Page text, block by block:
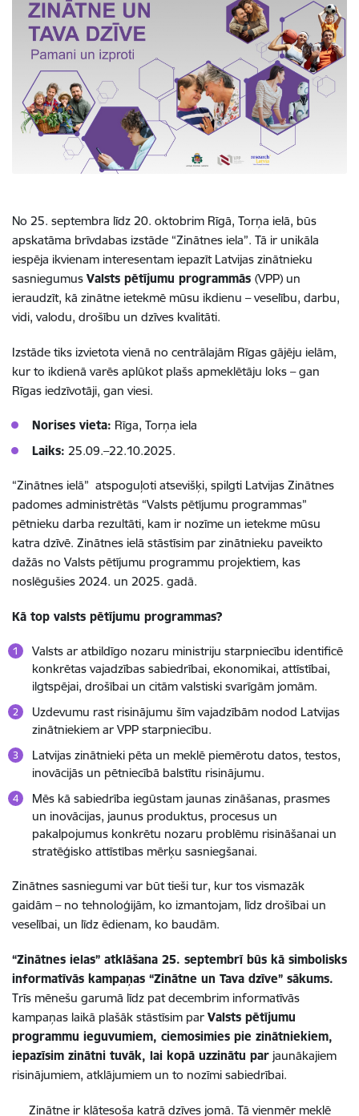
No 25. septembra līdz 20. oktobrim Rīgā, Torņa ielā, būs
apskatāma brīvdabas izstāde “Zinātnes iela”. Tā ir unikāla
iespēja ikvienam interesentam iepazīt Latvijas zinātnieku
sasniegumus Valsts pētījumu programmās (VPP) un
ieraudzīt, kā zinātne ietekmē mūsu ikdienu – veselību, darbu,
vidi, valodu, drošību un dzīves kvalitāti.
Izstāde tiks izvietota vienā no centrālajām Rīgas gājēju ielām,
kur to ikdienā varēs aplūkot plašs apmeklētāju loks – gan
Rīgas iedzīvotāji, gan viesi.
Norises vieta: Rīga, Torņa iela
Laiks: 25.09.–22.10.2025.
“Zinātnes ielā” atspoguļoti atsevišķi, spilgti Latvijas Zinātnes
padomes administrētās “Valsts pētījumu programmas”
pētnieku darba rezultāti, kam ir nozīme un ietekme mūsu
katra dzīvē. Zinātnes ielā stāstīsim par zinātnieku paveikto
dažās no Valsts pētījumu programmu projektiem, kas
noslēgušies 2024. un 2025. gadā.
Kā top valsts pētījumu programmas?
Valsts ar atbildīgo nozaru ministriju starpniecību identificē
konkrētas vajadzības sabiedrībai, ekonomikai, attīstībai,
ilgtspējai, drošībai un citām valstiski svarīgām jomām.
Uzdevumu rast risinājumu šīm vajadzībām nodod Latvijas
zinātniekiem ar VPP starpniecību.
Latvijas zinātnieki pēta un meklē piemērotu datos, testos,
inovācijās un pētniecībā balstītu risinājumu.
Mēs kā sabiedrība iegūstam jaunas zināšanas, prasmes
un inovācijas, jaunus produktus, procesus un
pakalpojumus konkrētu nozaru problēmu risināšanai un
stratēģisko attīstības mērķu sasniegšanai.
Zinātnes sasniegumi var būt tieši tur, kur tos vismazāk
gaidām – no tehnoloģijām, ko izmantojam, līdz drošībai un
veselībai, un līdz ēdienam, ko baudām.
“Zinātnes ielas” atklāšana 25. septembrī būs kā simbolisks
informatīvās kampaņas “Zinātne un Tava dzīve” sākums.
Trīs mēnešu garumā līdz pat decembrim informatīvās
kampaņas laikā plašāk stāstīsim par Valsts pētījumu
programmu ieguvumiem, ciemosimies pie zinātniekiem,
iepazīsim zinātni tuvāk, lai kopā uzzinātu par jaunākajiem
risinājumiem, atklājumiem un to nozīmi sabiedrībai.
Zinātne ir klātesoša katrā dzīves jomā. Tā vienmēr meklē